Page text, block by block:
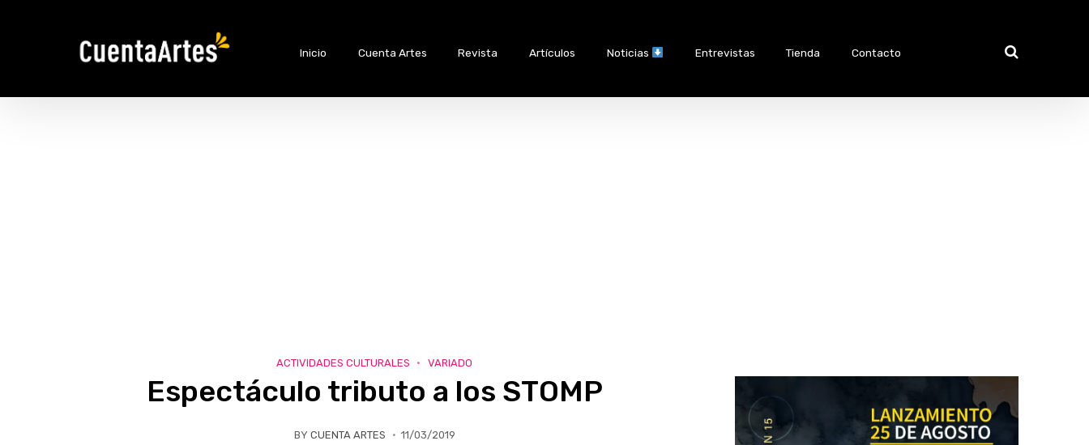
Inicio Cuenta Artes Revista Artículos Noticias Entrevistas Tienda Contacto
ACTIVIDADES CULTURALES VARIADO
Espectáculo tributo a los STOMP
BY CUENTA ARTES 11/03/2019